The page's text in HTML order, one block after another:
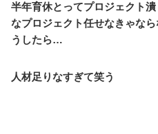
半年育休とってプロジェクト
なプロジェクト任せなきゃな
うしたら…
人材足りなすぎて笑う